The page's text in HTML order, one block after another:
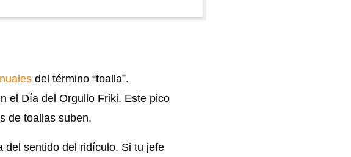
del término “toalla”.
el Día del Orgullo Friki. Este pico
de toallas suben.
del sentido del ridículo. Si tu jefe